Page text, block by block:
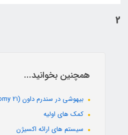
2
همچنین بخوانید...
بیهوشی در سندرم داون (Trisomy 21)
کمک های اولیه
سیستم های ارائه اکسیژن